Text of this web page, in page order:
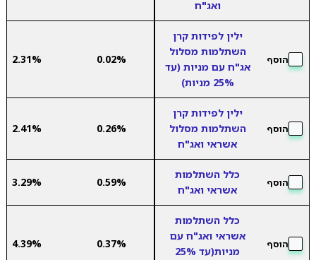
ואג"ח
הוסף
ילין לפידות קרן
השתלמות מסלול
אג"ח עם מניות (עד
25% מניות)
0.02%
2.31%
הוסף
ילין לפידות קרן
השתלמות מסלול
אשראי ואג"ח
0.26%
2.41%
הוסף
כלל השתלמות
אשראי ואג"ח
0.59%
3.29%
הוסף
כלל השתלמות
אשראי ואג"ח עם
מניות(עד 25%
0.37%
4.39%